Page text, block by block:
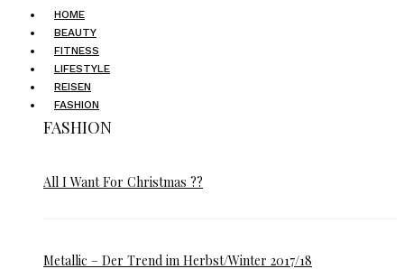
HOME
BEAUTY
FITNESS
LIFESTYLE
REISEN
FASHION
FASHION
All I Want For Christmas ??
Metallic – Der Trend im Herbst/Winter 2017/18